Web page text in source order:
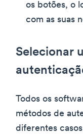
os botões, o
com as suas
Selecionar
Todos os
métodos de
diferentes